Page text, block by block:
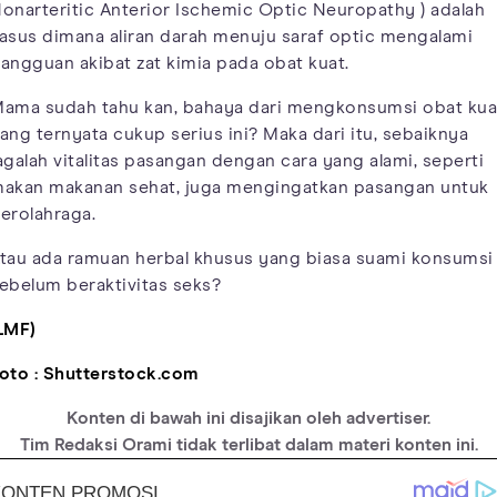
Anterior Ischemic Optic Neuropathy ) adalah
dimana aliran darah menuju saraf optic mengalami
akibat zat kimia pada obat kuat.
sudah tahu kan, bahaya dari mengkonsumsi obat
ternyata cukup serius ini? Maka dari itu, sebaiknya
vitalitas pasangan dengan cara yang alami, seperti
makanan sehat, juga mengingatkan pasangan untuk
ada ramuan herbal khusus yang biasa suami konsumsi
beraktivitas seks?
: Shutterstock.com
Konten di bawah ini disajikan oleh advertiser.
Tim Redaksi Orami tidak terlibat dalam materi konten ini.